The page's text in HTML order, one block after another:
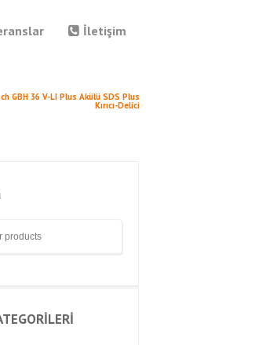
İletişim
GBH 36 V-LI Plus Akülü SDS Plus
Kırıcı-Delici